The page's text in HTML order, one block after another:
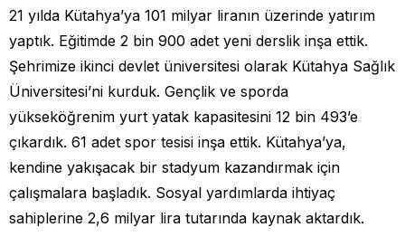
21 yılda Kütahya’ya 101 milyar liranın üzerinde yatırım
yaptık. Eğitimde 2 bin 900 adet yeni derslik inşa ettik.
Şehrimize ikinci devlet üniversitesi olarak Kütahya Sağlık
Üniversitesi’ni kurduk. Gençlik ve sporda
yükseköğrenim yurt yatak kapasitesini 12 bin 493’e
çıkardık. 61 adet spor tesisi inşa ettik. Kütahya’ya,
kendine yakışacak bir stadyum kazandırmak için
çalışmalara başladık. Sosyal yardımlarda ihtiyaç
sahiplerine 2,6 milyar lira tutarında kaynak aktardık.